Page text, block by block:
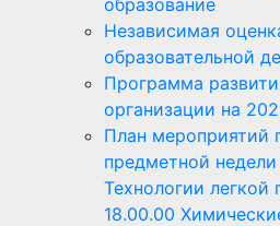
Независимая
образовательной
Программа
организации на
План мероприятий
предметной
Технологии
18.00.00